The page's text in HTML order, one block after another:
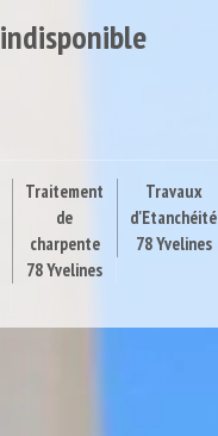
indisponible
Traitement
de
charpente
78 Yvelines
Travaux
d'Etanchéité
78 Yvelines